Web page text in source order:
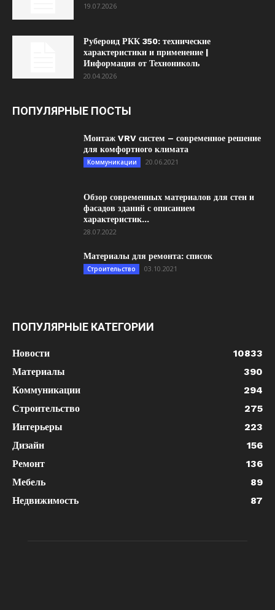
19.07.2026
Рубероид РКК 350: технические
характеристики и применение |
Информация от Технониколь
20.04.2026
ПОПУЛЯРНЫЕ ПОСТЫ
Монтаж VRV систем – современное решение
для комфортного климата
Коммуникации 20.06.2021
Обзор современных материалов для стен и
фасадов зданий с описанием
характеристик...
28.07.2022
Материалы для ремонта: список
Строительство 03.10.2021
ПОПУЛЯРНЫЕ КАТЕГОРИИ
Новости
10833
Материалы
390
Коммуникации
294
Строительство
275
Интерьеры
223
Дизайн
156
Ремонт
136
Мебель
89
Недвижимость
87